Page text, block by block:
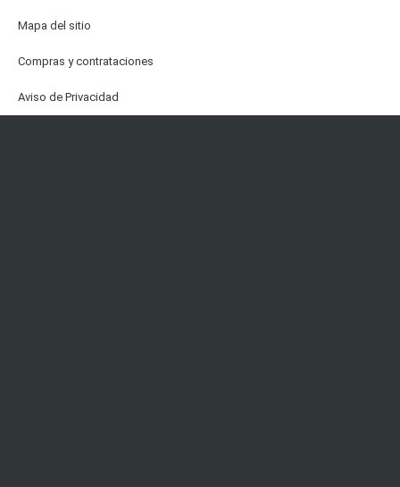
Mapa del sitio
Compras y contrataciones
Aviso de Privacidad